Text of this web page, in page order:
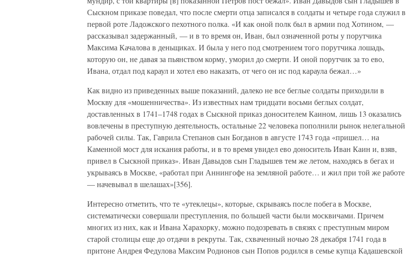
Сыскном приказе поведал, что после смерти отца записался в солдаты и четыре года служил в
первой роте Ладожского пехотного полка. «И как оной полк был в армии под Хотином, —
рассказывал задержанный, — и в то время он, Иван, был означенной роты у порутчика
Максима Качалова в деньщиках. И была у него под смотрением того порутчика лошадь,
которую он, не давая за пьянством корму, уморил до смерти. И оной порутчик за то ево,
Ивана, отдал под караул и хотел ево наказать, от чего он ис под караула бежал…»
Как видно из приведенных выше показаний, далеко не все беглые солдаты приходили в
Москву для «мошенничества». Из известных нам тридцати восьми беглых солдат,
доставленных в 1741–1748 годах в Сыскной приказ доносителем Каином, лишь 13 оказались
вовлечены в преступную деятельность, остальные 22 человека пополнили рынок нелегальной
рабочей силы. Так, Гаврила Степанов сын Богданов в августе 1743 года «пришел… на
Каменной мост для искания работы, и в то время увидел ево доноситель Иван Каин и, взяв,
привел в Сыскной приказ». Иван Давыдов сын Гладышев тем же летом, находясь в бегах и
укрываясь в Москве, «работал при Аннингофе на земляной работе… и жил при той же работе
— начевывал в шелашах»[356].
Интересно отметить, что те «утеклецы», которые, скрываясь после побега в Москве,
систематически совершали преступления, по большей части были москвичами. Причем
многих из них, как и Ивана Харахорку, можно подозревать в связях с преступным миром
старой столицы еще до отдачи в рекруты. Так, схваченный ночью 28 декабря 1741 года в
притоне Андрея Федулова Максим Родионов сын Попов родился в семье купца Кадашевской